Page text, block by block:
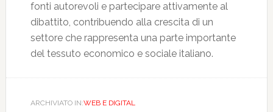
fonti autorevoli e partecipare attivamente al
dibattito, contribuendo alla crescita di un
settore che rappresenta una parte importante
del tessuto economico e sociale italiano.
ARCHIVIATO IN:WEB E DIGITAL